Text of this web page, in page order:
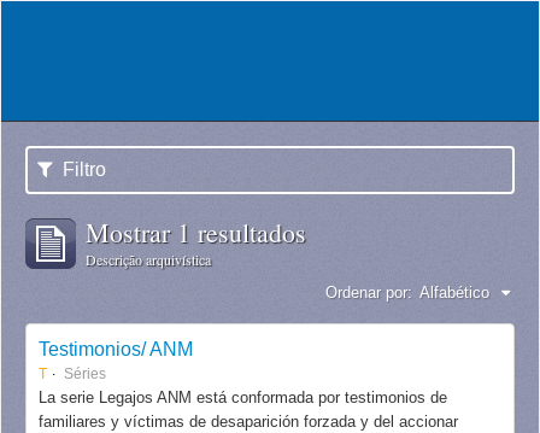
Filtro
Mostrar 1 resultados
Descrição arquivística
Ordenar por: Alfabético
Testimonios/ ANM
T Séries
La serie Legajos ANM está conformada por testimonios de
familiares y víctimas de desaparición forzada y del accionar